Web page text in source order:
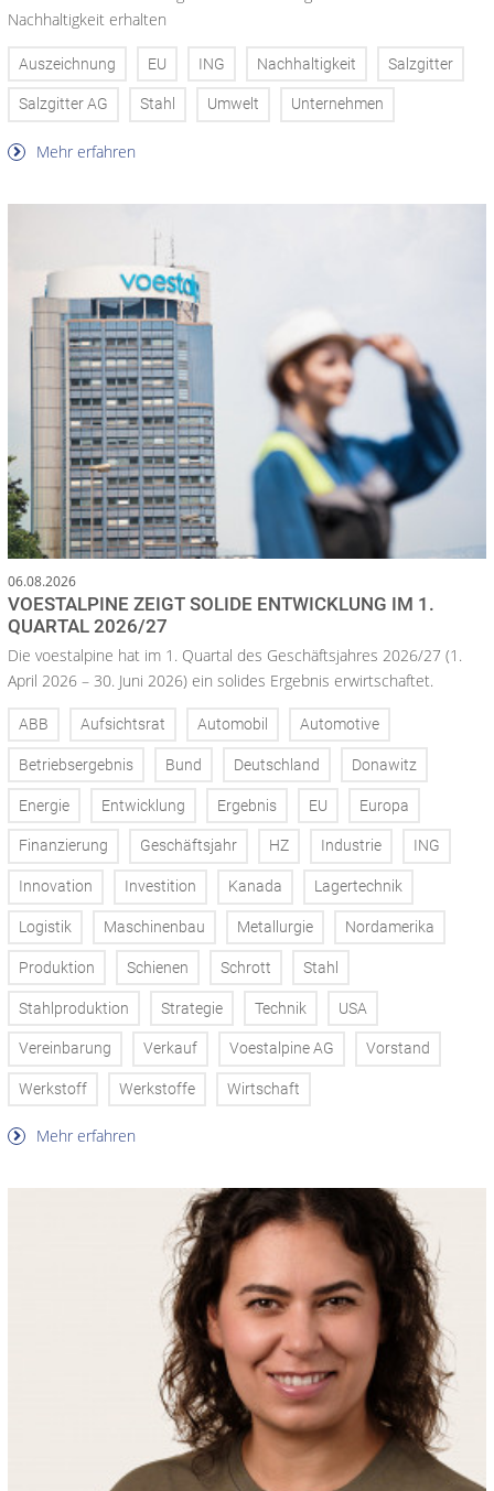
Nachhaltigkeit erhalten
Auszeichnung EU ING Nachhaltigkeit Salzgitter
Salzgitter AG Stahl Umwelt Unternehmen
Mehr erfahren
06.08.2026
VOESTALPINE ZEIGT SOLIDE ENTWICKLUNG IM 1.
QUARTAL 2026/27
Die voestalpine hat im 1. Quartal des Geschäftsjahres 2026/27 (1.
April 2026 – 30. Juni 2026) ein solides Ergebnis erwirtschaftet.
ABB Aufsichtsrat Automobil Automotive
Betriebsergebnis Bund Deutschland Donawitz
Energie Entwicklung Ergebnis EU Europa
Finanzierung Geschäftsjahr HZ Industrie ING
Innovation Investition Kanada Lagertechnik
Logistik Maschinenbau Metallurgie Nordamerika
Produktion Schienen Schrott Stahl
Stahlproduktion Strategie Technik USA
Vereinbarung Verkauf Voestalpine AG Vorstand
Werkstoff Werkstoffe Wirtschaft
Mehr erfahren